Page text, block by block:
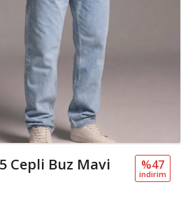
Cepli Buz Mavi
%47
i̇ndi̇ri̇m